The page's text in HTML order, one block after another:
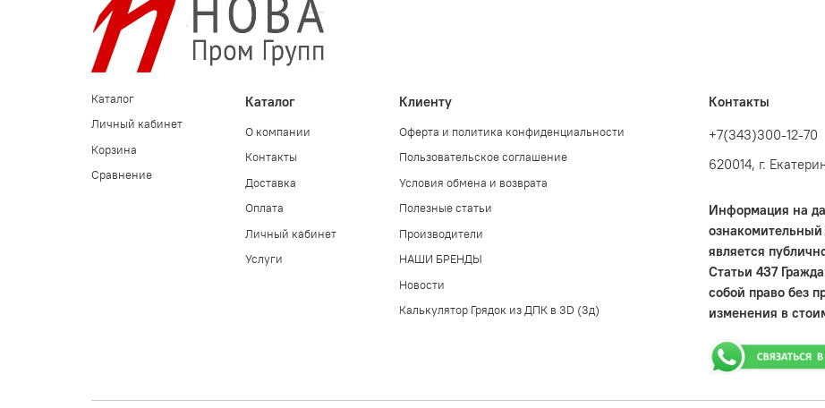
Каталог
Личный кабинет
Корзина
Сравнение
Каталог
О компании
Контакты
Доставка
Оплата
Личный кабинет
Услуги
Клиенту
Оферта и политика конфиденциальности
Пользовательское соглашение
Условия обмена и возврата
Полезные статьи
Производители
НАШИ БРЕНДЫ
Новости
Калькулятор Грядок из ДПК в 3D (3д)
Контакты
+7(343)300-12-70
620014, г.
Информация на
является
Статьи 437
собой право без
изменения в